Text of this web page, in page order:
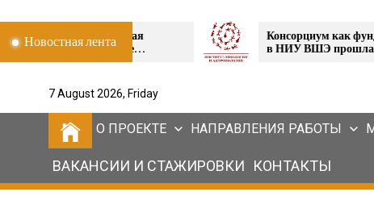
Новостная лента
Консорциум как фундамент для науки:
в НИУ ВШЭ прошла выставка
проектов НЦМУ
7 August 2026, Friday
О ПРОЕКТЕ НАПРАВЛЕНИЯ РАБОТЫ
ВАКАНСИИ И СТАЖИРОВКИ КОНТАКТЫ